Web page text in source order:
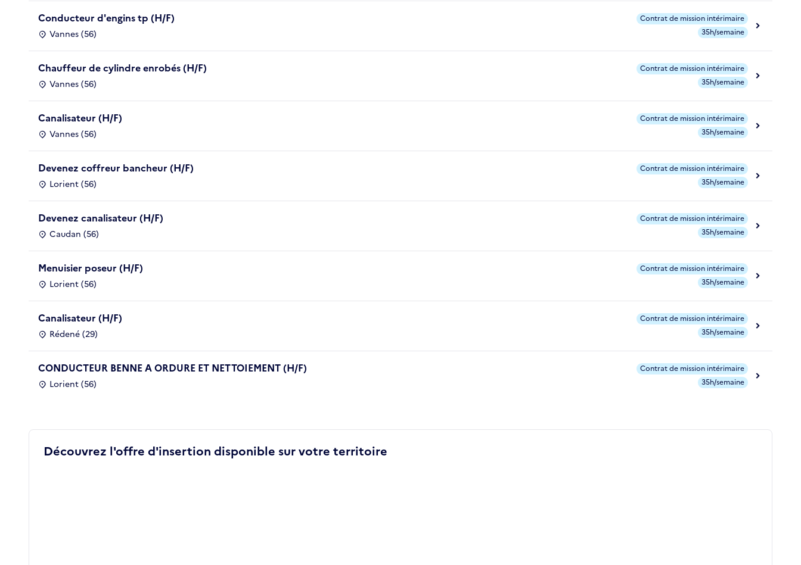
Conducteur d'engins tp (H/F)
Vannes (56)
Contrat de mission intérimaire
35h/semaine
Chauffeur de cylindre enrobés (H/F)
Vannes (56)
Contrat de mission intérimaire
35h/semaine
Canalisateur (H/F)
Vannes (56)
Contrat de mission intérimaire
35h/semaine
Devenez coffreur bancheur (H/F)
Lorient (56)
Contrat de mission intérimaire
35h/semaine
Devenez canalisateur (H/F)
Caudan (56)
Contrat de mission intérimaire
35h/semaine
Menuisier poseur (H/F)
Lorient (56)
Contrat de mission intérimaire
35h/semaine
Canalisateur (H/F)
Rédené (29)
Contrat de mission intérimaire
35h/semaine
CONDUCTEUR BENNE A ORDURE ET NETTOIEMENT (H/F)
Lorient (56)
Contrat de mission intérimaire
35h/semaine
Découvrez l'offre d'insertion disponible sur votre territoire